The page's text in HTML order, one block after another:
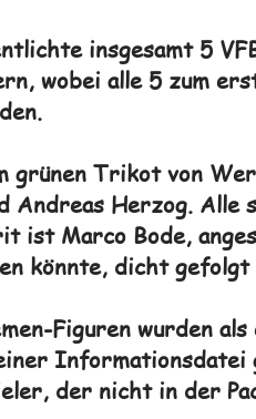
insgesamt 5
wobei alle 5 zum
grünen Trikot von
Andreas Herzog.
ist Marco Bode,
könnte, dicht
Figuren wurden
Informationsdatei
der nicht in der